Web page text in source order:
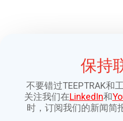
保持
不要错过TEEPTRAK和
关注我们在LinkedIn和
时，订阅我们的新闻简